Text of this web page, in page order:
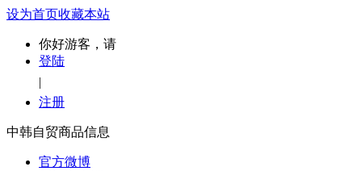
设为首页收藏本站
你好游客，请
登陆
|
注册
中韩自贸商品信息
官方微博